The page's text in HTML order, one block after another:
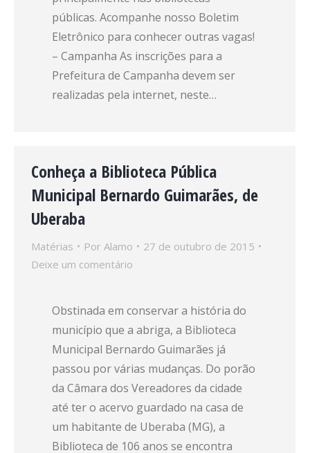
públicas. Acompanhe nosso Boletim
Eletrônico para conhecer outras vagas!
– Campanha As inscrições para a
Prefeitura de Campanha devem ser
realizadas pela internet, neste…
Conheça a Biblioteca Pública
Municipal Bernardo Guimarães, de
Uberaba
Matérias Por Alamo
27 de outubro de 2015
Deixe um comentário
Obstinada em conservar a história do
município que a abriga, a Biblioteca
Municipal Bernardo Guimarães já
passou por várias mudanças. Do porão
da Câmara dos Vereadores da cidade
até ter o acervo guardado na casa de
um habitante de Uberaba (MG), a
Biblioteca de 106 anos se encontra